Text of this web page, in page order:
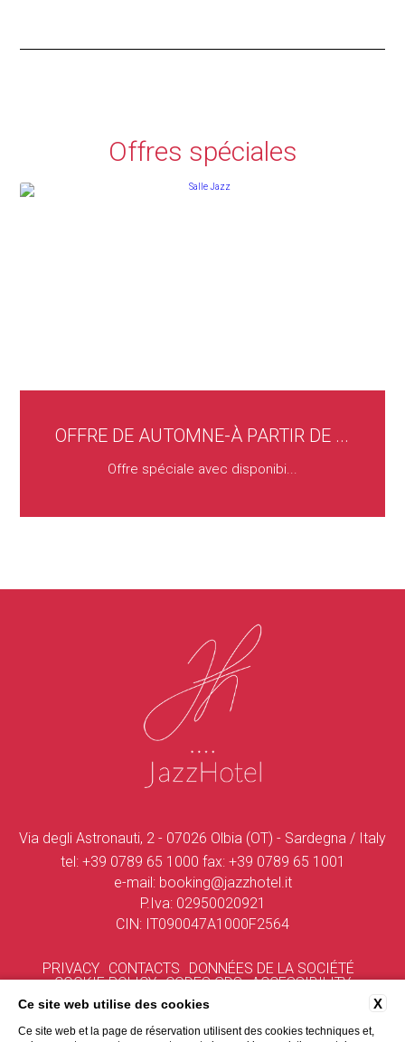
Offres spéciales
OFFRE DE AUTOMNE-À PARTIR DE ...
Offre spéciale avec disponibi...
Via degli Astronauti, 2 - 07026 Olbia (OT) - Sardegna / Italy
tel: +39 0789 65 1000 fax: +39 0789 65 1001
e-mail: booking@jazzhotel.it
P.Iva: 02950020921
CIN: IT090047A1000F2564
PRIVACY CONTACTS
DONNÉES DE LA SOCIÉTÉ
COOKIE POLICY CODES GDS ACCESSIBILITY
X
Ce site web utilise des cookies
Ce site web et la page de réservation utilisent des cookies techniques et,